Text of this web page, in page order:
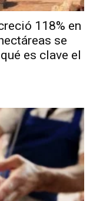
118% en
se
es clave el